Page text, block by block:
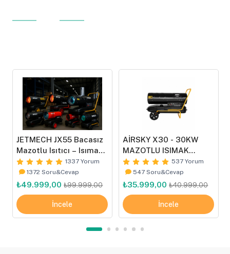
JETMECH JX55 Bacasız
Mazotlu Isıtıcı – Isımak
Tip
1337 Yorum
1372 Soru&Cevap
₺49.999,00 ₺99.999,00
İncele
AİRSKY X30 - 30KW
MAZOTLU ISIMAK
ISITICI
537 Yorum
547 Soru&Cevap
₺35.999,00 ₺40.999,00
İncele